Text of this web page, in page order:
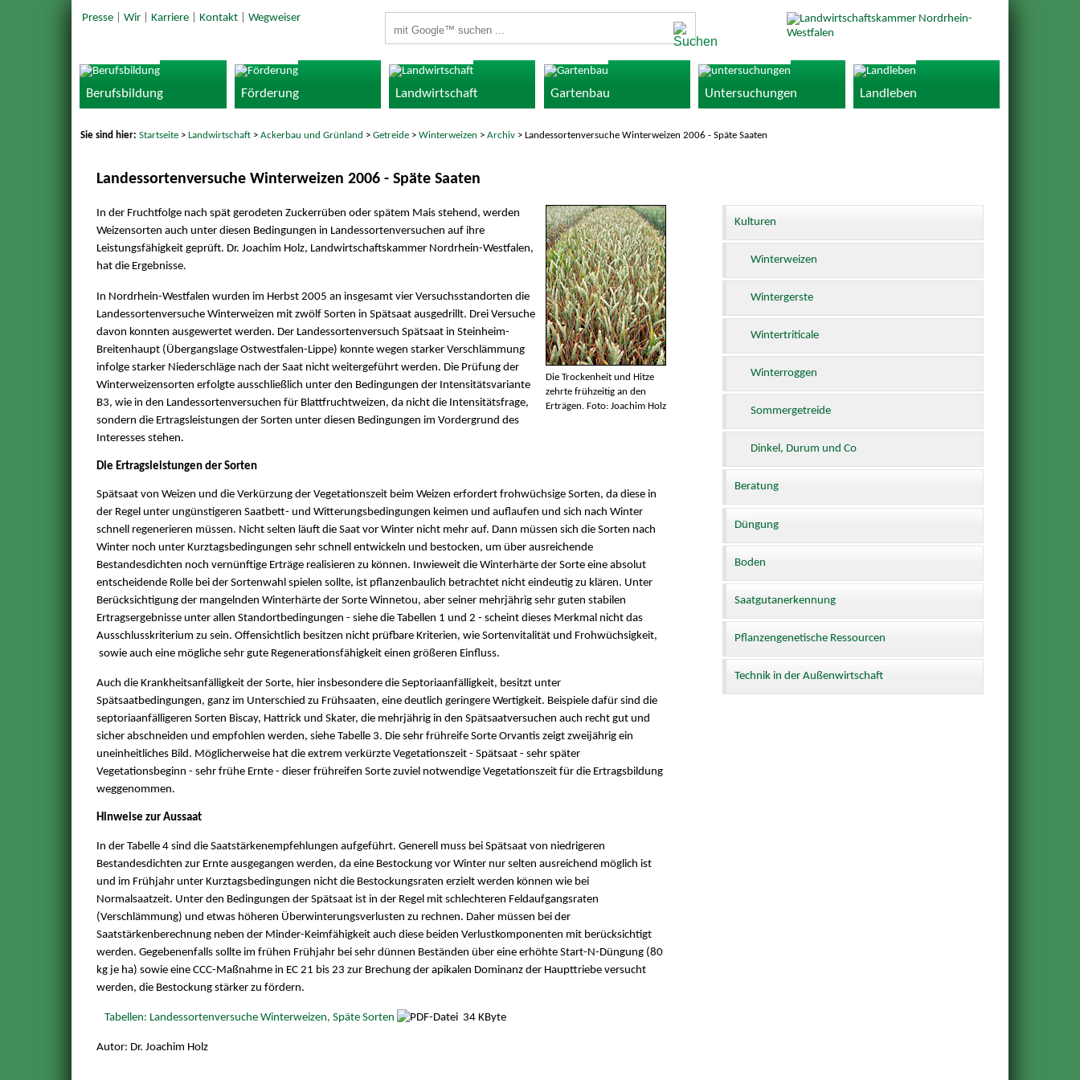
Presse| Wir| Karriere| Kontakt| Wegweiser
Berufsbildung Förderung Landwirtschaft Gartenbau Untersuchungen Landleben
Sie sind hier:Startseite >Landwirtschaft >Ackerbau und Grünland >Getreide >Winterweizen >Archiv > Landessortenversuche Winterweizen 2006 - Späte Saaten
Landessortenversuche Winterweizen 2006 - Späte Saaten
Die Trockenheit und Hitze
zehrte frühzeitig an den
Erträgen. Foto: Joachim Holz
In der Fruchtfolge nach spät gerodeten Zuckerrüben oder spätem Mais stehend, werden
Weizensorten auch unter diesen Bedingungen in Landessortenversuchen auf ihre
Leistungsfähigkeit geprüft. Dr. Joachim Holz, Landwirtschaftskammer Nordrhein-Westfalen,
hat die Ergebnisse.
In Nordrhein-Westfalen wurden im Herbst 2005 an insgesamt vier Versuchsstandorten die
Landessortenversuche Winterweizen mit zwölf Sorten in Spätsaat ausgedrillt. Drei Versuche
davon konnten ausgewertet werden. Der Landessortenversuch Spätsaat in Steinheim-
Breitenhaupt (Übergangslage Ostwestfalen-Lippe) konnte wegen starker Verschlämmung
infolge starker Niederschläge nach der Saat nicht weitergeführt werden. Die Prüfung der
Winterweizensorten erfolgte ausschließlich unter den Bedingungen der Intensitätsvariante
B3, wie in den Landessortenversuchen für Blattfruchtweizen, da nicht die Intensitätsfrage,
sondern die Ertragsleistungen der Sorten unter diesen Bedingungen im Vordergrund des
Interesses stehen.
Die Ertragsleistungen der Sorten
Spätsaat von Weizen und die Verkürzung der Vegetationszeit beim Weizen erfordert frohwüchsige Sorten, da diese in
der Regel unter ungünstigeren Saatbett- und Witterungsbedingungen keimen und auflaufen und sich nach Winter
schnell regenerieren müssen. Nicht selten läuft die Saat vor Winter nicht mehr auf. Dann müssen sich die Sorten nach
Winter noch unter Kurztagsbedingungen sehr schnell entwickeln und bestocken, um über ausreichende
Bestandesdichten noch vernünftige Erträge realisieren zu können. Inwieweit die Winterhärte der Sorte eine absolut
entscheidende Rolle bei der Sortenwahl spielen sollte, ist pflanzenbaulich betrachtet nicht eindeutig zu klären. Unter
Berücksichtigung der mangelnden Winterhärte der Sorte Winnetou, aber seiner mehrjährig sehr guten stabilen
Ertragsergebnisse unter allen Standortbedingungen - siehe die Tabellen 1 und 2 - scheint dieses Merkmal nicht das
Ausschlusskriterium zu sein. Offensichtlich besitzen nicht prüfbare Kriterien, wie Sortenvitalität und Frohwüchsigkeit,
sowie auch eine mögliche sehr gute Regenerationsfähigkeit einen größeren Einfluss.
Auch die Krankheitsanfälligkeit der Sorte, hier insbesondere die Septoriaanfälligkeit, besitzt unter
Spätsaatbedingungen, ganz im Unterschied zu Frühsaaten, eine deutlich geringere Wertigkeit. Beispiele dafür sind die
septoriaanfälligeren Sorten Biscay, Hattrick und Skater, die mehrjährig in den Spätsaatversuchen auch recht gut und
sicher abschneiden und empfohlen werden, siehe Tabelle 3. Die sehr frühreife Sorte Orvantis zeigt zweijährig ein
uneinheitliches Bild. Möglicherweise hat die extrem verkürzte Vegetationszeit - Spätsaat - sehr später
Vegetationsbeginn - sehr frühe Ernte - dieser frühreifen Sorte zuviel notwendige Vegetationszeit für die Ertragsbildung
weggenommen.
Hinweise zur Aussaat
In der Tabelle 4 sind die Saatstärkenempfehlungen aufgeführt. Generell muss bei Spätsaat von niedrigeren
Bestandesdichten zur Ernte ausgegangen werden, da eine Bestockung vor Winter nur selten ausreichend möglich ist
und im Frühjahr unter Kurztagsbedingungen nicht die Bestockungsraten erzielt werden können wie bei
Normalsaatzeit. Unter den Bedingungen der Spätsaat ist in der Regel mit schlechteren Feldaufgangsraten
(Verschlämmung) und etwas höheren Überwinterungsverlusten zu rechnen. Daher müssen bei der
Saatstärkenberechnung neben der Minder-Keimfähigkeit auch diese beiden Verlustkomponenten mit berücksichtigt
werden. Gegebenenfalls sollte im frühen Frühjahr bei sehr dünnen Beständen über eine erhöhte Start-N-Düngung (80
kg je ha) sowie eine CCC-Maßnahme in EC 21 bis 23 zur Brechung der apikalen Dominanz der Haupttriebe versucht
werden, die Bestockung stärker zu fördern.
Tabellen: Landessortenversuche Winterweizen, Späte Sorten 34 KByte
Autor: Dr. Joachim Holz
Kulturen
Winterweizen
Wintergerste
Wintertriticale
Winterroggen
Sommergetreide
Dinkel, Durum und Co
Beratung
Düngung
Boden
Saatgutanerkennung
Pflanzengenetische Ressourcen
Technik in der Außenwirtschaft